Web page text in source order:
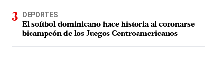
DEPORTES
El softbol dominicano hace historia al coronarse
bicampeón de los Juegos Centroamericanos